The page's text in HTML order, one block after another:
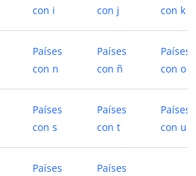
con i
con j
con k
Países
con n
Países
con ñ
Países
con o
Países
con s
Países
con t
Países
con u
Países Países